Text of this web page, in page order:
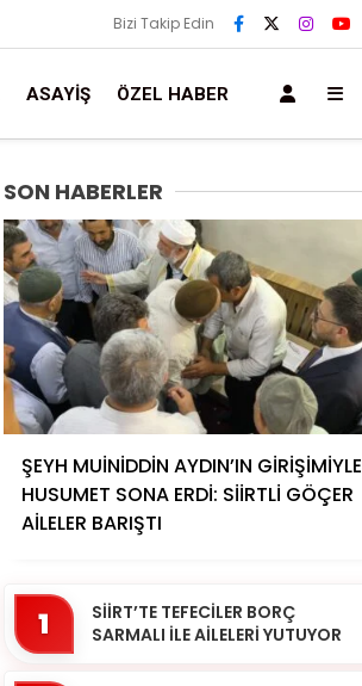
Bizi Takip Edin
ASAYIŞ ÖZEL HABER
SON HABERLER
ŞEYH MUİNİDDİN AYDIN’IN GİRİŞİMİYLE
HUSUMET SONA ERDİ: SİİRTLİ GÖÇER
AİLELER BARIŞTI
1
SİİRT’TE TEFECİLER BORÇ
SARMALI İLE AİLELERİ YUTUYOR